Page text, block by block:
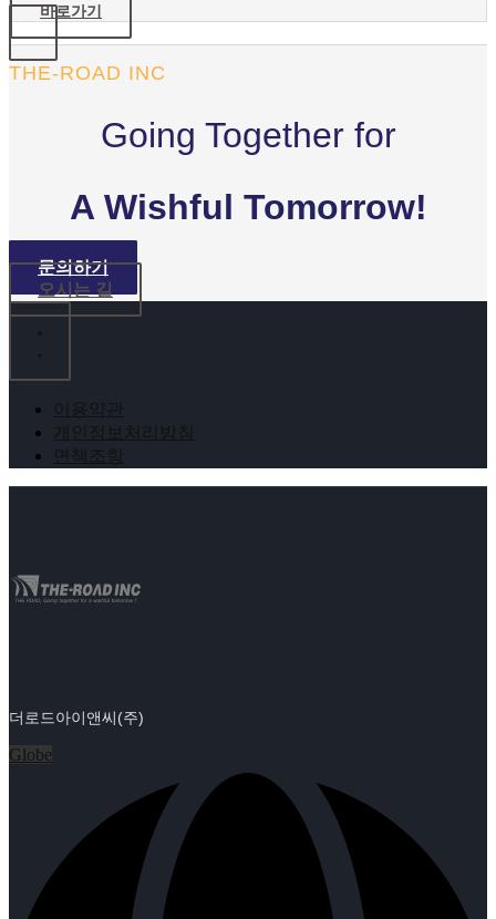
바로가기
THE-ROAD INC
Going Together for
A Wishful Tomorrow!
문의하기
오시는 길
이용약관
개인정보처리방침
면책조항
더로드아이앤씨(주)
Globe